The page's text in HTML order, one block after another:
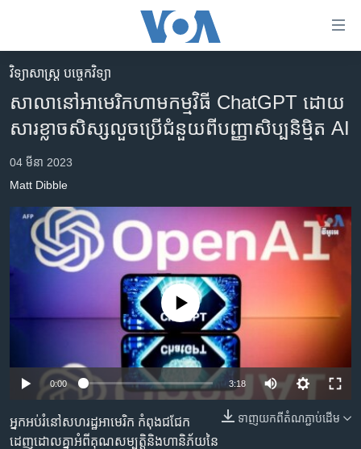
គេហទំព័រ​
រំលង​
និង​
ទៅ​​
ទំព័រ​
ព័ត៌មាន​​
រំលង​
សម្ព័ន្ធ​
និង​
ចូល​
កម្ពុជា
អន្តរជាតិ
អាមេរិក
កម្ពុជាច្នៃប្រតិដ្ឋ
ព្រឹត្តិការណ៍ព័ត៌មាន
វិទ្យុ / ផតខាសថ៍
Khmer English
បណ្តាញ​សង្គម
វិទ្យាសាស្ត្រ បច្ចេកវិទ្យា
សាលា​នៅ​អាមេរិក​ហាម​កម្មវិធី​ ChatGPT ដោយ​
សារ​ខ្លាច​សិស្ស​លួច​ប្រើ​ជំនួយ​ពី​​បញ្ញា​សិប្បនិម្មិត AI
04 មីនា 2023
Matt Dibble
No media source currently available
0:00 3:18
ទាញ​យក​ពី​តំណភ្ជាប់​ដើម
អ្នក​អប់រំ​នៅ​សហរដ្ឋ​អាមេរិក កំពុង​ជជែក​
ដេញដោល​គ្នា​អំពី​គុណសម្បត្តិ​និង​ហានិភ័យ​នៃ​